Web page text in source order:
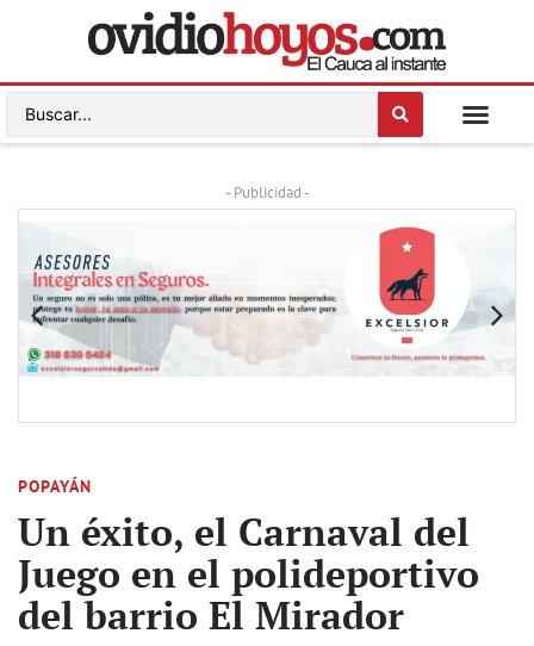
- Publicidad -
POPAYÁN
Un éxito, el Carnaval del
Juego en el polideportivo
del barrio El Mirador